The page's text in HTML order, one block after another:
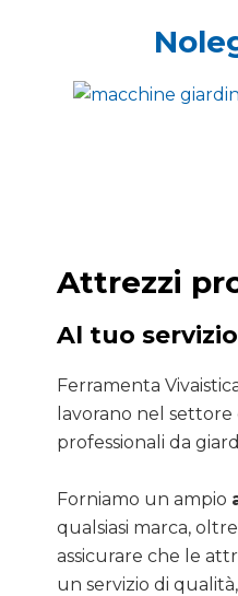
Attrezzi
Al tuo
Ferramenta
lavorano nel
professionali da
Forniamo un ampio
qualsiasi marca,
assicurare che le
un servizio di